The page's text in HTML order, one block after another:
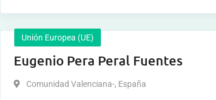
Unión Europea (UE)
Eugenio Pera Peral Fuentes
Comunidad Valenciana-, España